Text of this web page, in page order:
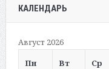
КАЛЕНДАРЬ
Август 2026
Пн
Вт Ср